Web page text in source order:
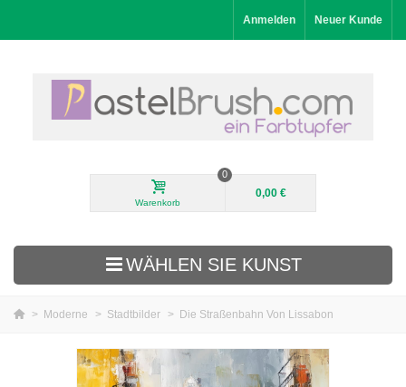
Anmelden Neuer Kunde
Warenkorb
0
0,00 €
WÄHLEN SIE KUNST
Landschaftsbilder
> Moderne > Stadtbilder > Die Straßenbahn Von Lissabon